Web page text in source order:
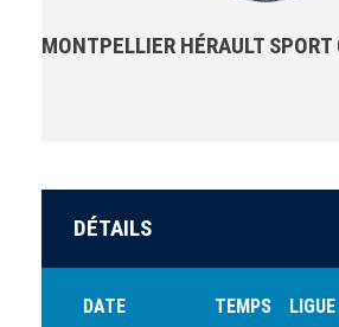
MONTPELLIER HÉRAULT
DÉTAILS
DATE TEMPS LIGUE